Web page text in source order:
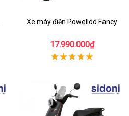
Xe máy điện Powelldd Fancy
17.990.000₫